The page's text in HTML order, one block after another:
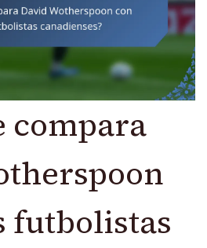
compara
futbolistas